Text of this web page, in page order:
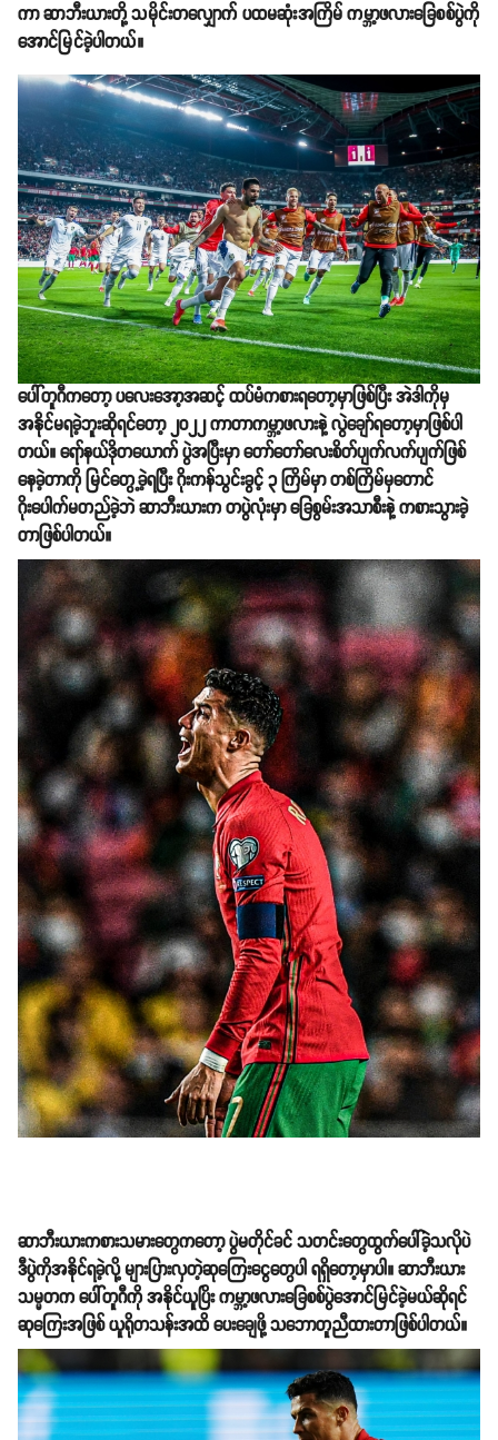
ကာ ဆာဘီးယားတို့ သမိုင်းတလျှောက် ပထမဆုံးအကြိမ် ကမ္ဘာ့ဖလားခြေစစ်ပွဲကို
အောင်မြင်ခဲ့ပါတယ်။
ပေါ်တူဂီကတော့ ပလေးအော့အဆင့် ထပ်မံကစားရတော့မှာဖြစ်ပြီး အဲဒါကိုမှ
အနိုင်မရခဲ့ဘူးဆိုရင်တော့ ၂၀၂၂ ကာတာကမ္ဘာ့ဖလားနဲ့ လွဲချော်ရတော့မှာဖြစ်ပါ
တယ်။ ရော်နယ်ဒိုတယောက် ပွဲအပြီးမှာ တော်တော်လေးစိတ်ပျက်လက်ပျက်ဖြစ်
နေခဲ့တာကို မြင်တွေ့ခဲ့ရပြီး ဂိုးကန်သွင်းခွင့် ၃ ကြိမ်မှာ တစ်ကြိမ်မှတောင်
ဂိုးပေါက်မတည်ခဲ့ဘဲ ဆာဘီးယားက တပွဲလုံးမှာ ခြေစွမ်းအသာစီးနဲ့ ကစားသွားခဲ့
တာဖြစ်ပါတယ်။
ဆာဘီးယားကစားသမားတွေကတော့ ပွဲမတိုင်ခင် သတင်းတွေထွက်ပေါ်ခဲ့သလိုပဲ
ဒီပွဲကိုအနိုင်ရခဲ့လို့ များပြားလှတဲ့ဆုကြေးငွေတွေပါ ရရှိတော့မှာပါ။ ဆာဘီးယား
သမ္မတက ပေါ်တူဂီကို အနိုင်ယူပြိး ကမ္ဘာ့ဖလားခြေစစ်ပွဲအောင်မြင်ခဲ့မယ်ဆိုရင်
ဆုကြေးအဖြစ် ယူရိုတသန်းအထိ ပေးချေဖို့ သဘောတူညီထားတာဖြစ်ပါတယ်။